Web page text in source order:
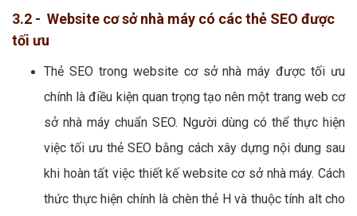
3.2 - Website cơ sở nhà máy có các thẻ SEO được
tối ưu
Thẻ SEO trong website cơ sở nhà máy được tối ưu
chính là điều kiện quan trọng tạo nên một trang web cơ
sở nhà máy chuẩn SEO. Người dùng có thể thực hiện
việc tối ưu thẻ SEO bằng cách xây dựng nội dung sau
khi hoàn tất việc thiết kế website cơ sở nhà máy. Cách
thức thực hiện chính là chèn thẻ H và thuộc tính alt cho